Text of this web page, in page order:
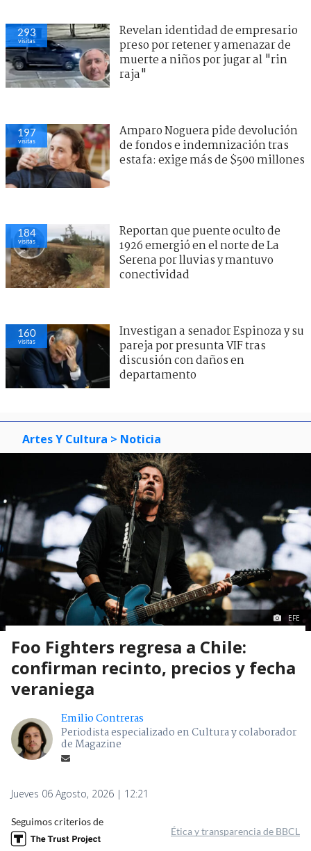
293
visitas
Revelan identidad de empresario
preso por retener y amenazar de
muerte a niños por jugar al "rin
raja"
197
visitas
Amparo Noguera pide devolución
de fondos e indemnización tras
estafa: exige más de $500 millones
184
visitas
Reportan que puente oculto de
1926 emergió en el norte de La
Serena por lluvias y mantuvo
conectividad
160
visitas
Investigan a senador Espinoza y su
pareja por presunta VIF tras
discusión con daños en
departamento
Artes Y Cultura > Noticia
EFE
Foo Fighters regresa a Chile:
confirman recinto, precios y fecha
veraniega
Emilio Contreras
Periodista especializado en Cultura y colaborador
de Magazine
Jueves 06 Agosto, 2026 | 12:21
Seguimos criterios de
Ética y transparencia de BBCL